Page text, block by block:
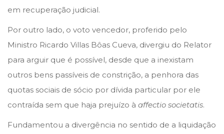
em recuperação judicial.
Por outro lado, o voto vencedor, proferido pelo
Ministro Ricardo Villas Bôas Cueva, divergiu do Relator
para arguir que é possível, desde que a inexistam
outros bens passíveis de constrição, a penhora das
quotas sociais de sócio por dívida particular por ele
contraída sem que haja prejuízo à affectio societatis.
Fundamentou a divergência no sentido de a liquidação